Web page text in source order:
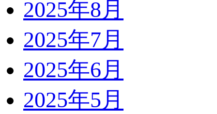
2025年8月
2025年7月
2025年6月
2025年5月